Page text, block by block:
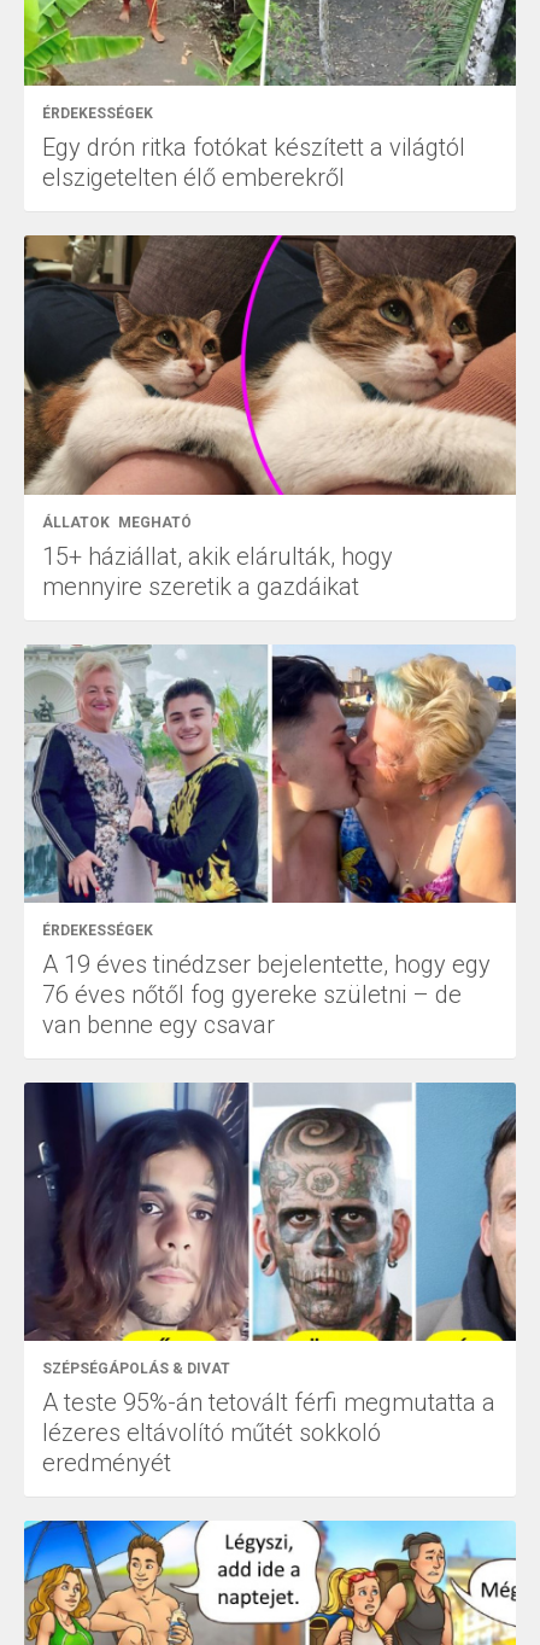
ÉRDEKESSÉGEK
Egy drón ritka fotókat készített a világtól
elszigetelten élő emberekről
ÁLLATOK MEGHATÓ
15+ háziállat, akik elárulták, hogy
mennyire szeretik a gazdáikat
ÉRDEKESSÉGEK
A 19 éves tinédzser bejelentette, hogy egy
76 éves nőtől fog gyereke születni – de
van benne egy csavar
SZÉPSÉGÁPOLÁS & DIVAT
A teste 95%-án tetovált férfi megmutatta a
lézeres eltávolító műtét sokkoló
eredményét